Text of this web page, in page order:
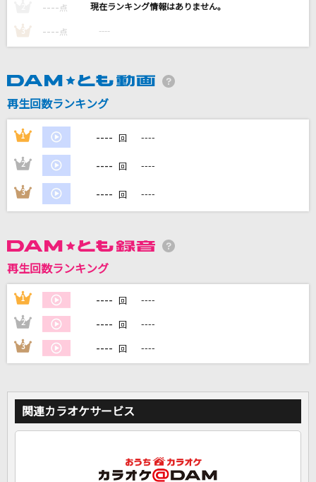
High Land feat. Tiji Jojo,Vingo & YZERR
シド
カラオケ最新情報をチェック！
---- 点 ----
3 ---- 点 ----
再生回数ランキング
1 ---- 回 ----
2 ---- 回 ----
3 ---- 回 ----
再生回数ランキング
1 ---- 回 ----
2 ---- 回 ----
3 ---- 回 ----
関連カラオケサービス